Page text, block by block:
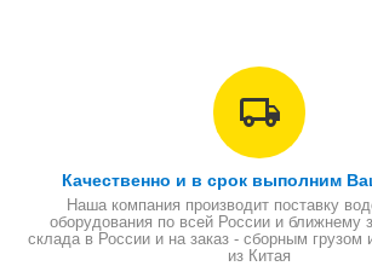
Качественно и в срок выполним
Наша компания производит поставку
оборудования по всей России и ближнему
склада в России и на заказ - сборным грузом
из Китая